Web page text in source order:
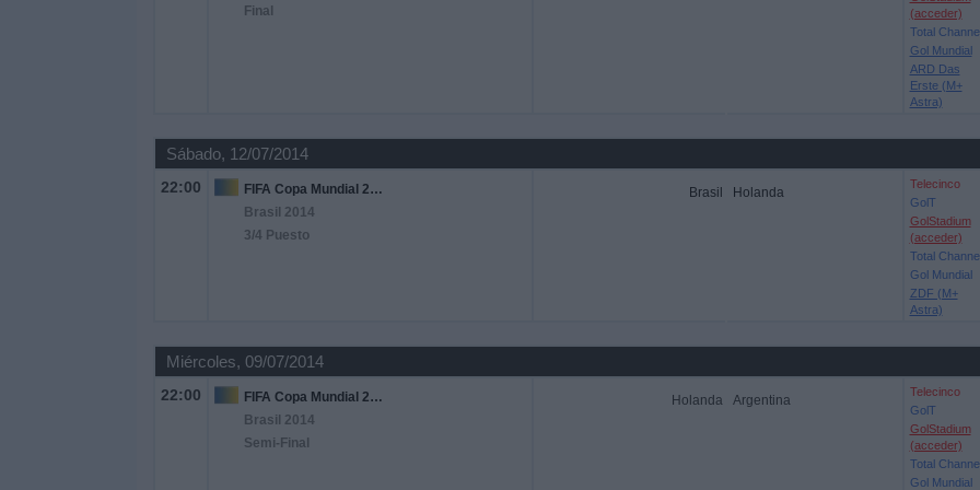
Final
(acceder)
Total
Gol Mundial
ARD Das
Erste (M+
Astra)
Sábado, 12/07/2014
22:00
FIFA Copa Mundial 2026
Brasil 2014
3/4 Puesto
Brasil Holanda
Telecinco
GolT
GolStadium
(acceder)
Total
Gol Mundial
ZDF (M+
Astra)
Miércoles, 09/07/2014
22:00
FIFA Copa Mundial 2026
Brasil 2014
Semi-Final
Holanda Argentina
Telecinco
GolT
GolStadium
(acceder)
Total
Gol Mundial